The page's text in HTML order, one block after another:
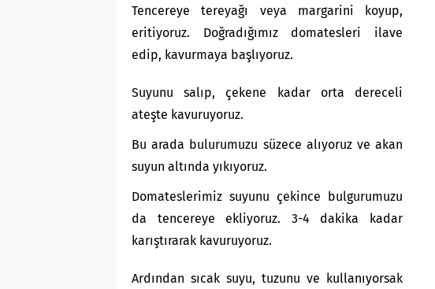
Tencereye tereyağı veya margarini koyup,
eritiyoruz. Doğradığımız domatesleri ilave
edip, kavurmaya başlıyoruz.
Suyunu salıp, çekene kadar orta dereceli
ateşte kavuruyoruz.
Bu arada bulurumuzu süzece alıyoruz ve akan
suyun altında yıkıyoruz.
Domateslerimiz suyunu çekince bulgurumuzu
da tencereye ekliyoruz. 3-4 dakika kadar
karıştırarak kavuruyoruz.
Ardından sıcak suyu, tuzunu ve kullanıyorsak